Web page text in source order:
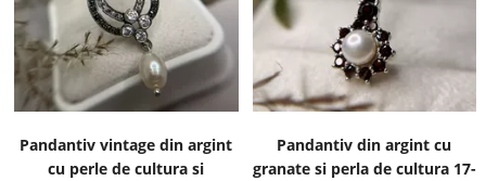
Pandantiv vintage din argint
cu perle de cultura si
Pandantiv din argint cu
granate si perla de cultura 17-